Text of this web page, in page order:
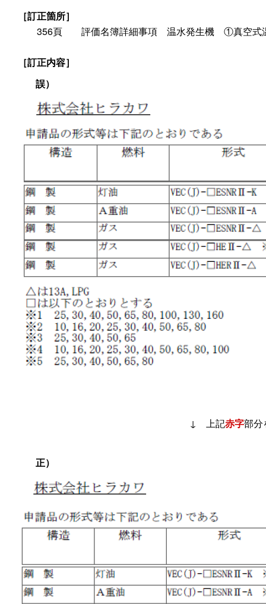
［訂正箇所］
356頁 評価名簿詳細事項 温水発生機 ①真空式温
［訂正内容］
誤）
↓ 上記赤字部分
正）